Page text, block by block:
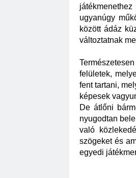
ugyanúgy
között ádáz
változtatnak
felületek,
fent tartani,
képesek
De átlőni
nyugodtan
való
szögeket és
egyedi